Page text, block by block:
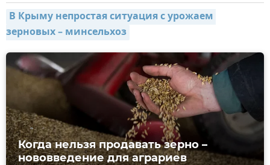
В Крыму непростая ситуация с урожаем
зерновых – минсельхоз
Когда нельзя продавать зерно –
нововведение для аграриев